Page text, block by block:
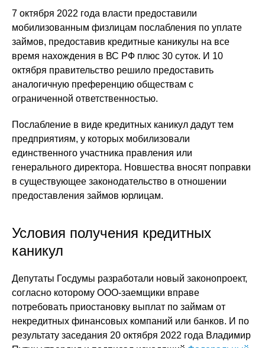
7 октября 2022 года власти предоставили
мобилизованным физлицам послабления по уплате
займов, предоставив кредитные каникулы на все
время нахождения в ВС РФ плюс 30 суток. И 10
октября правительство решило предоставить
аналогичную преференцию обществам с
ограниченной ответственностью.
Послабление в виде кредитных каникул дадут тем
предприятиям, у которых мобилизовали
единственного участника правления или
генерального директора. Новшества вносят поправки
в существующее законодательство в отношении
предоставления займов юрлицам.
Условия получения кредитных
каникул
Депутаты Госдумы разработали новый законопроект,
согласно которому ООО-заемщики вправе
потребовать приостановку выплат по займам от
некредитных финансовых компаний или банков. И по
результату заседания 20 октября 2022 года Владимир